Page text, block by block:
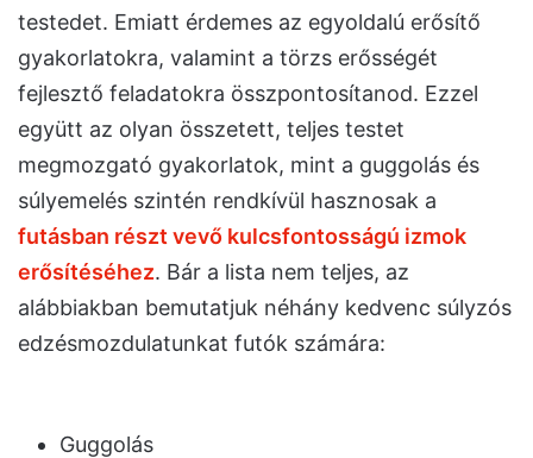
testedet. Emiatt érdemes az egyoldalú erősítő
gyakorlatokra, valamint a törzs erősségét
fejlesztő feladatokra összpontosítanod. Ezzel
együtt az olyan összetett, teljes testet
megmozgató gyakorlatok, mint a guggolás és
súlyemelés szintén rendkívül hasznosak a
futásban részt vevő kulcsfontosságú izmok
erősítéséhez. Bár a lista nem teljes, az
alábbiakban bemutatjuk néhány kedvenc súlyzós
edzésmozdulatunkat futók számára:
Guggolás